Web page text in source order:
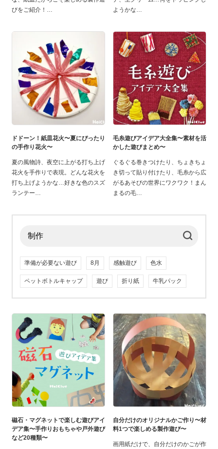
びをご紹介！
ようかな
ドドーン！紙皿花火〜夏にぴったり
の手作り花火〜
夏の風物詩、夜空に上がる打ち上げ
花火を手作りで表現。どんな花火を
打ち上げようかな…好きな色のスズ
ランテー
毛糸遊びアイデア大全集〜素材を活
かした遊びまとめ〜
ぐるぐる巻きつけたり、ちょきちょ
き切って貼り付けたり、毛糸から広
がるあそびの世界にワクワク！まん
まるの毛
準備が必要ない遊び 8月 感触遊び 色水
ペットボトルキャップ 遊び 折り紙 牛乳パック
磁石・マグネットで楽しむ遊びアイ
デア集〜手作りおもちゃや戸外遊び
など20種類〜
自分だけのオリジナルかご作り〜材
料1つで楽しめる製作遊び〜
画用紙だけで、自分だけのかごが作